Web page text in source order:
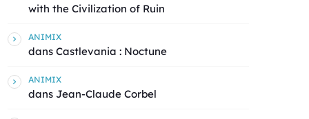
with the Civilization of Ruin
ANIMIX
dans Castlevania : Noctune
ANIMIX
dans Jean-Claude Corbel